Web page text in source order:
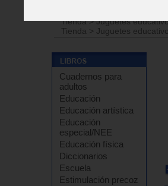
Tienda>Juguetes
Tienda
> Juguetes
Cuadernos para
adultos
Educación
Educación artística
Educación
especial/NEE
Educación física
Diccionarios
Escuela
Estimulación precoz